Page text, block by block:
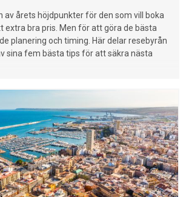
av årets höjdpunkter för den som vill boka
extra bra pris. Men för att göra de bästa
planering och timing. Här delar resebyrån
sina fem bästa tips för att säkra nästa